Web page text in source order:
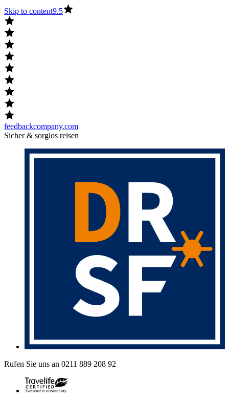
Skip to content9.5
feedbackcompany.com
Sicher & sorglos reisen
Rufen Sie uns an 0211 889 208 92